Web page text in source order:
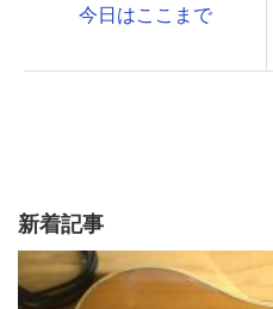
今日はここまで
新着記事